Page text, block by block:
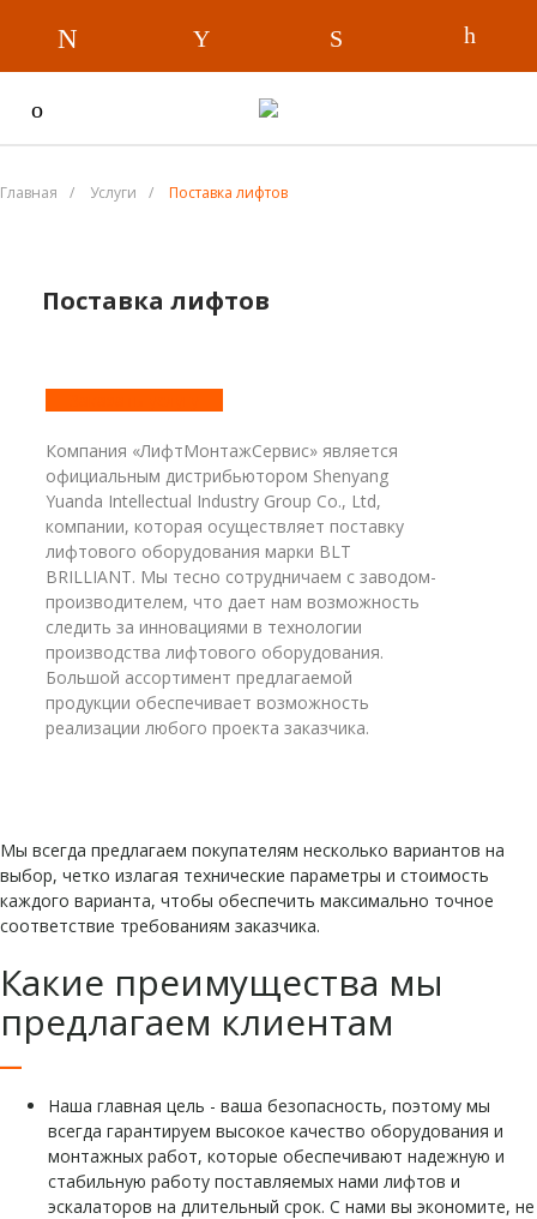
Главная / Услуги / Поставка лифтов
Поставка лифтов
Компания «ЛифтМонтажСервис» является
официальным дистрибьютором Shenyang
Yuanda Intellectual Industry Group Co., Ltd,
компании, которая осуществляет поставку
лифтового оборудования марки BLT
BRILLIANT. Мы тесно сотрудничаем с заводом-
производителем, что дает нам возможность
следить за инновациями в технологии
производства лифтового оборудования.
Большой ассортимент предлагаемой
продукции обеспечивает возможность
реализации любого проекта заказчика.
Мы всегда предлагаем покупателям несколько вариантов на
выбор, четко излагая технические параметры и стоимость
каждого варианта, чтобы обеспечить максимально точное
соответствие требованиям заказчика.
Какие преимущества мы
предлагаем клиентам
Наша главная цель - ваша безопасность, поэтому мы
всегда гарантируем высокое качество оборудования и
монтажных работ, которые обеспечивают надежную и
стабильную работу поставляемых нами лифтов и
эскалаторов на длительный срок. С нами вы экономите, не